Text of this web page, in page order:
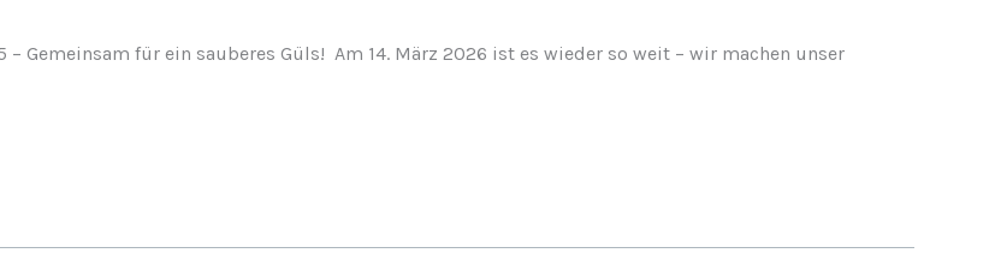
– Gemeinsam für ein sauberes Güls! Am 14. März 2026 ist es wieder so weit – wir machen unser